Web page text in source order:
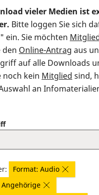
vieler Medien ist
Bitte loggen Sie sich
ein. Sie möchten
den Online-Antrag aus
auf alle Downloads
noch kein Mitglied sind,
an
Format: Audio